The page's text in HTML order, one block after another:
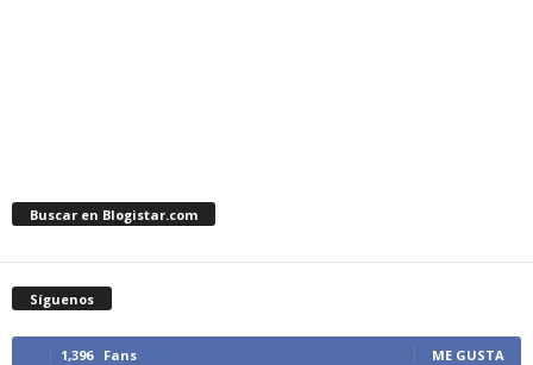
Buscar en Blogistar.com
Síguenos
1,396 Fans ME GUSTA